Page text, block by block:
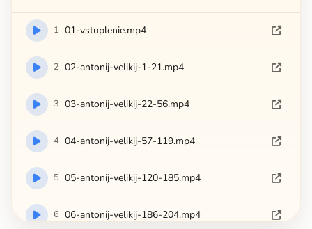
1 01-vstuplenie.mp4
2 02-antonij-velikij-1-21.mp4
3 03-antonij-velikij-22-56.mp4
4 04-antonij-velikij-57-119.mp4
5 05-antonij-velikij-120-185.mp4
6 06-antonij-velikij-186-204.mp4